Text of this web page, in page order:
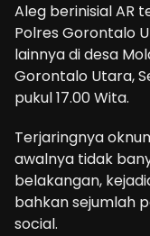
Aleg berinisial AR
Polres Gorontalo
lainnya di desa
Gorontalo Utara,
pukul 17.00 Wita.
Terjaringnya
awalnya tidak
belakangan,
bahkan sejumlah
social.